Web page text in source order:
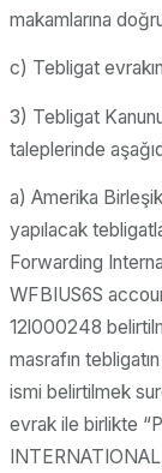
makamlarına
c) Tebligat
3) Tebligat
taleplerinde
a) Amerika Birleşik
yapılacak
Forwarding
WFBIUS6S
12l000248
masrafın
ismi belirtilmek
evrak ile birlikte